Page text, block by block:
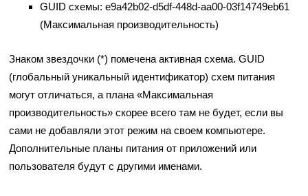
GUID схемы: e9a42b02-d5df-448d-aa00-03f14749eb61
(Максимальная производительность)
Знаком звездочки (*) помечена активная схема. GUID
(глобальный уникальный идентификатор) схем питания
могут отличаться, а плана «Максимальная
производительность» скорее всего там не будет, если вы
сами не добавляли этот режим на своем компьютере.
Дополнительные планы питания от приложений или
пользователя будут с другими именами.